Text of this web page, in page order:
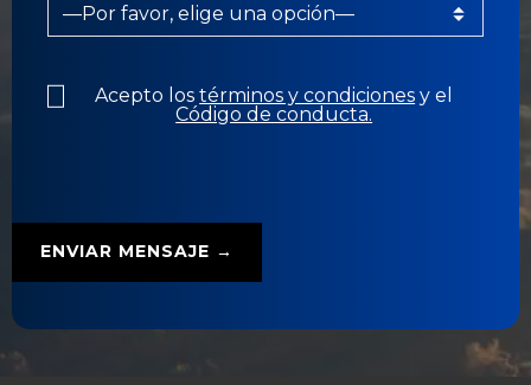
Acepto lostérminos y condiciones y el
Código de conducta.